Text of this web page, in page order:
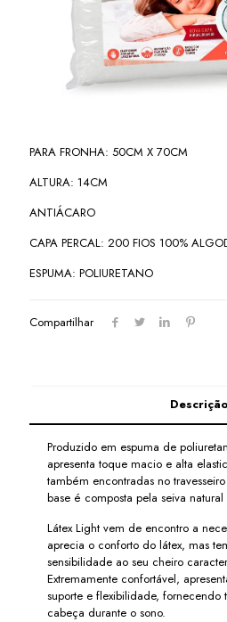
PARA FRONHA: 50CM X 70CM
ALTURA: 14CM
ANTIÁCARO
CAPA PERCAL: 200 FIOS 100%
ESPUMA: POLIURETANO
Compartilhar
Descrição
Produzido em espuma de
apresenta toque macio e alta
também encontradas no
base é composta pela seiva
Látex Light vem de encontro a
aprecia o conforto do látex, mas
sensibilidade ao seu cheiro
Extremamente confortável,
suporte e flexibilidade, fornecendo
cabeça durante o sono.